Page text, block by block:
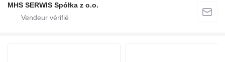
MHS SERWIS Spółka z o.o.